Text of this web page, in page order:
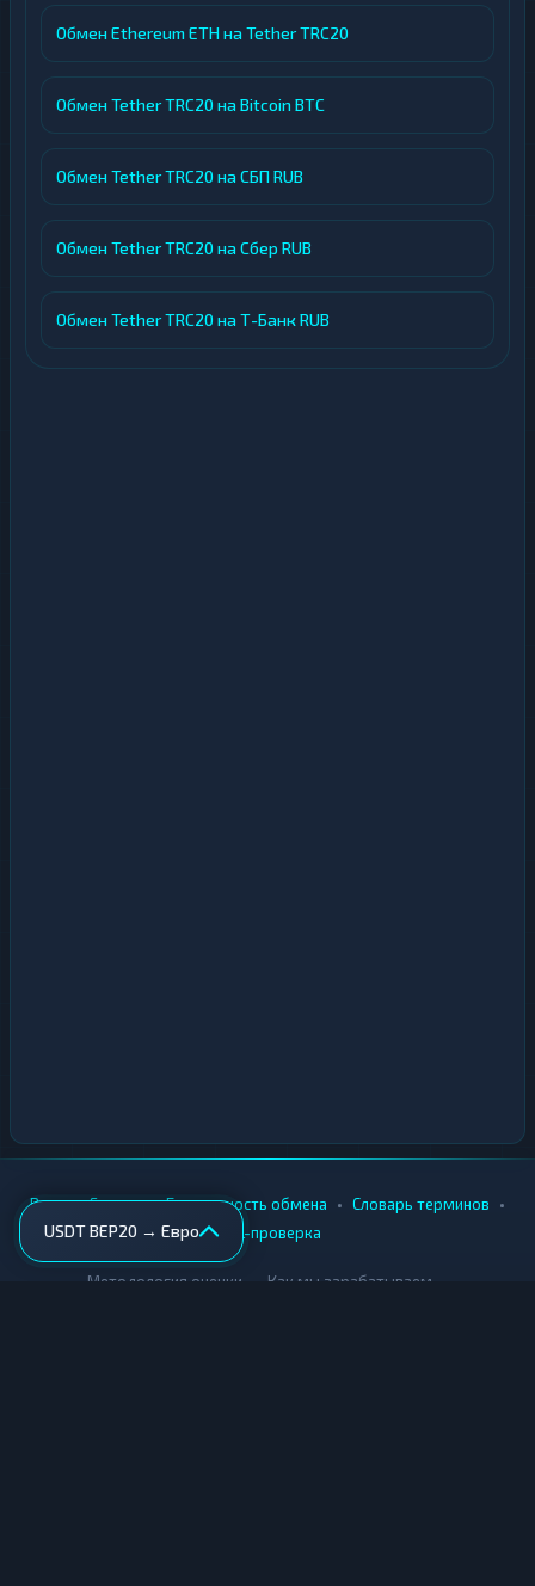
Обмен Ethereum ETH на Tether TRC20
Обмен Tether TRC20 на Bitcoin BTC
Обмен Tether TRC20 на СБП RUB
Обмен Tether TRC20 на Сбер RUB
Обмен Tether TRC20 на Т-Банк RUB
USDT BEP20 → Евро
Вики • Города • Безопасность обмена • Словарь терминов •
AML-проверка
Методология оценки Как мы зарабатываем